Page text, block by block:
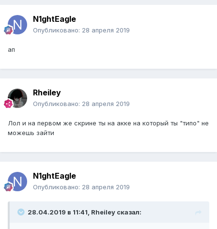
N1ghtEagle
Опубликовано: 28 апреля 2019
ап
Rheiley
Опубликовано: 28 апреля 2019
Лол и на первом же скрине ты на акке на который ты "типо" не
можешь зайти
N1ghtEagle
Опубликовано: 28 апреля 2019
28.04.2019 в 11:41, Rheiley сказал: